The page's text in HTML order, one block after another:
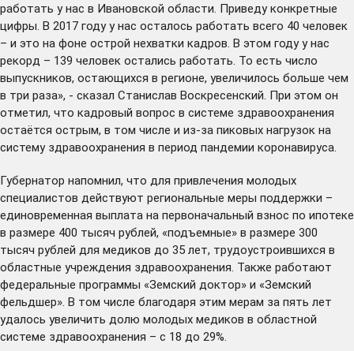
работать у нас в Ивановской области. Приведу конкретные
цифры. В 2017 году у нас осталось работать всего 40 человек
– и это на фоне острой нехватки кадров. В этом году у нас
рекорд – 139 человек остались работать. То есть число
выпускников, остающихся в регионе, увеличилось больше чем
в три раза», - сказал Станислав Воскресенский. При этом он
отметил, что кадровый вопрос в системе здравоохранения
остаётся острым, в том числе и из-за пиковых нагрузок на
систему здравоохранения в период пандемии коронавируса.
Губернатор напомнил, что для привлечения молодых
специалистов действуют региональные меры поддержки –
единовременная выплата на первоначальный взнос по ипотеке
в размере 400 тысяч рублей, «подъемные» в размере 300
тысяч рублей для медиков до 35 лет, трудоустроившихся в
областные учреждения здравоохранения. Также работают
федеральные программы «Земский доктор» и «Земский
фельдшер». В том числе благодаря этим мерам за пять лет
удалось увеличить долю молодых медиков в областной
системе здравоохранения – с 18 до 29%.